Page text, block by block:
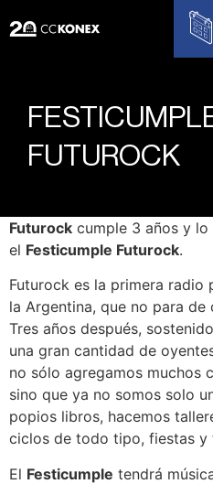
FUTUROCK
Futurock cumple 3 años y
el Festicumple Futurock.
Futurock es la primera
la Argentina, que no para
Tres años después,
una gran cantidad de
no sólo agregamos muchos
sino que ya no somos solo
popios libros, hacemos
ciclos de todo tipo, fiestas y
El Festicumple tendrá